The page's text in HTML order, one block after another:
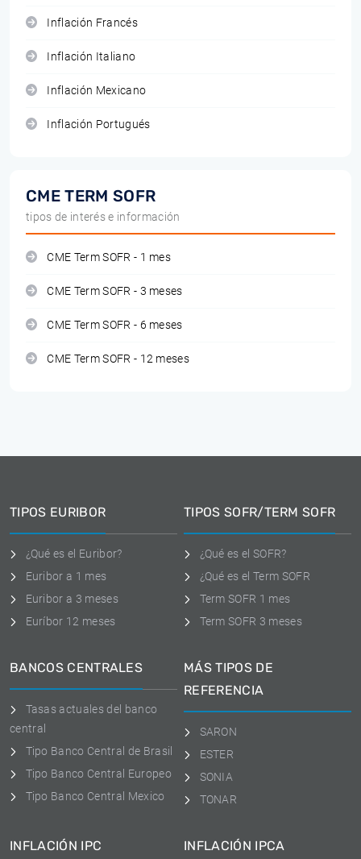
Inflación Francés
Inflación Italiano
Inflación Mexicano
Inflación Portugués
CME TERM SOFR
tipos de interés e información
CME Term SOFR - 1 mes
CME Term SOFR - 3 meses
CME Term SOFR - 6 meses
CME Term SOFR - 12 meses
TIPOS EURIBOR
¿Qué es el Euribor?
Euribor a 1 mes
Euribor a 3 meses
Euríbor 12 meses
TIPOS SOFR/TERM SOFR
¿Qué es el SOFR?
¿Qué es el Term SOFR
Term SOFR 1 mes
Term SOFR 3 meses
BANCOS CENTRALES
Tasas actuales del banco
central
Tipo Banco Central de Brasil
Tipo Banco Central Europeo
Tipo Banco Central Mexico
MÁS TIPOS DE
REFERENCIA
SARON
ESTER
SONIA
TONAR
INFLACIÓN IPC INFLACIÓN IPCA